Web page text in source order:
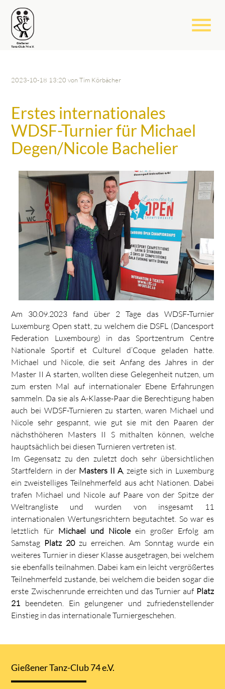
menu
2023-10-18 13:20 von Tim Körbächer
Erstes internationales
WDSF-Turnier für Michael
Degen/Nicole Bachelier
Am 30.09.2023 fand über 2 Tage das WDSF-Turnier
Luxemburg Open statt, zu welchem die DSFL (Dancesport
Federation Luxembourg) in das Sportzentrum Centre
Nationale Sportif et Culturel d’Coque geladen hatte.
Michael und Nicole, die seit Anfang des Jahres in der
Master II A starten, wollten diese Gelegenheit nutzen, um
zum ersten Mal auf internationaler Ebene Erfahrungen
sammeln. Da sie als A-Klasse-Paar die Berechtigung haben
auch bei WDSF-Turnieren zu starten, waren Michael und
Nicole sehr gespannt, wie gut sie mit den Paaren der
nächsthöheren Masters II S mithalten können, welche
hauptsächlich bei diesen Turnieren vertreten ist.
Im Gegensatz zu den zuletzt doch sehr übersichtlichen
Startfeldern in der Masters II A, zeigte sich in Luxemburg
ein zweistelliges Teilnehmerfeld aus acht Nationen. Dabei
trafen Michael und Nicole auf Paare von der Spitze der
Weltrangliste und wurden von insgesamt 11
internationalen Wertungsrichtern begutachtet. So war es
letztlich für Michael und Nicole ein großer Erfolg am
Samstag Platz 20zu erreichen. Am Sonntag wurde ein
weiteres Turnier in dieser Klasse ausgetragen, bei welchem
sie ebenfalls teilnahmen. Dabei kam ein leicht vergrößertes
Teilnehmerfeld zustande, bei welchem die beiden sogar die
erste Zwischenrunde erreichten und das Turnier auf Platz
21 beendeten. Ein gelungener und zufriedenstellender
Einstieg in das internationale Turniergeschehen.
Gießener Tanz-Club 74 e.V.